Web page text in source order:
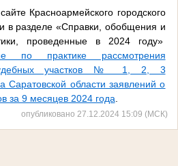
Красноармейского городского
в разделе «Справки, обобщения и
проведенные в 2024 году»
по практике рассмотрения
участков № 1, 2, 3
Саратовской области заявлений о
за 9 месяцев 2024 года
опубликовано 27.12.2024 15:09 (МСК)